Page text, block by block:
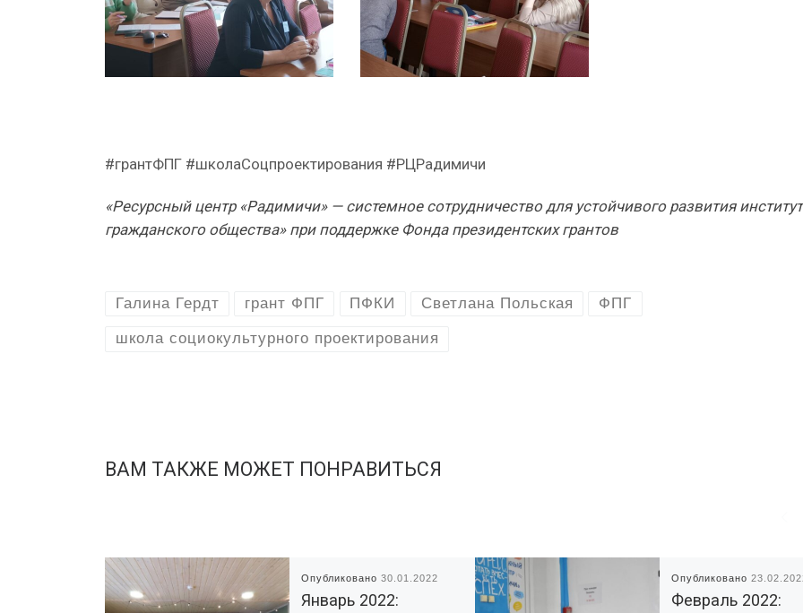
#грантФПГ #школаСоцпроектирования #РЦРадимичи
«Ресурсный центр «Радимичи» — системное сотрудничество для устойчивого развития
гражданского общества» при поддержке Фонда президентских грантов
Галина Гердт грант ФПГ ПФКИ Светлана Польская ФПГ
школа социокультурного проектирования
ВАМ ТАКЖЕ МОЖЕТ ПОНРАВИТЬСЯ
Опубликовано30.01.2022
Январь 2022:
Опубликовано
Февраль 2022: